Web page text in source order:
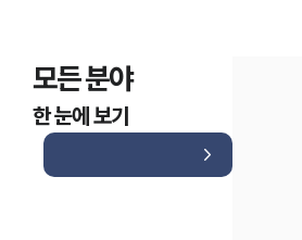
모든 분야
한 눈에 보기